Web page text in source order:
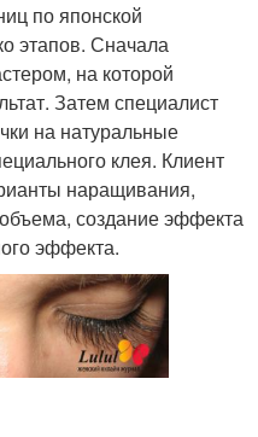
по японской
этапов. Сначала
на которой
Затем специалист
на натуральные
клея. Клиент
наращивания,
создание эффекта
эффекта.